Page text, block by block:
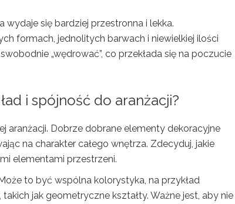
się bardziej przestronna i lekka.
formach, jednolitych barwach i niewielkiej ilości
„wędrować”, co przekłada się na poczucie
i spójność do aranżacji?
aranżacji. Dobrze dobrane elementy dekoracyjne
na charakter całego wnętrza. Zdecyduj, jakie
elementami przestrzeni.
to być wspólna kolorystyka, na przykład
jak geometryczne kształty. Ważne jest, aby nie